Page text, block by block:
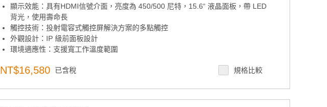
顯示效能：具有HDMI信號介面，亮度為 450/500 尼特，15.6“ 液晶面板，帶 LED
背光，使用壽命長
觸控技術：投射電容式觸控屏解決方案的多點觸控
外觀設計：IP 級前面板設計
環境適應性：支援寬工作溫度範圍
產品諮詢服務：規格諮詢 / 案場規劃 / 交期確認請點此
NT$16,580 已含稅 規格比較